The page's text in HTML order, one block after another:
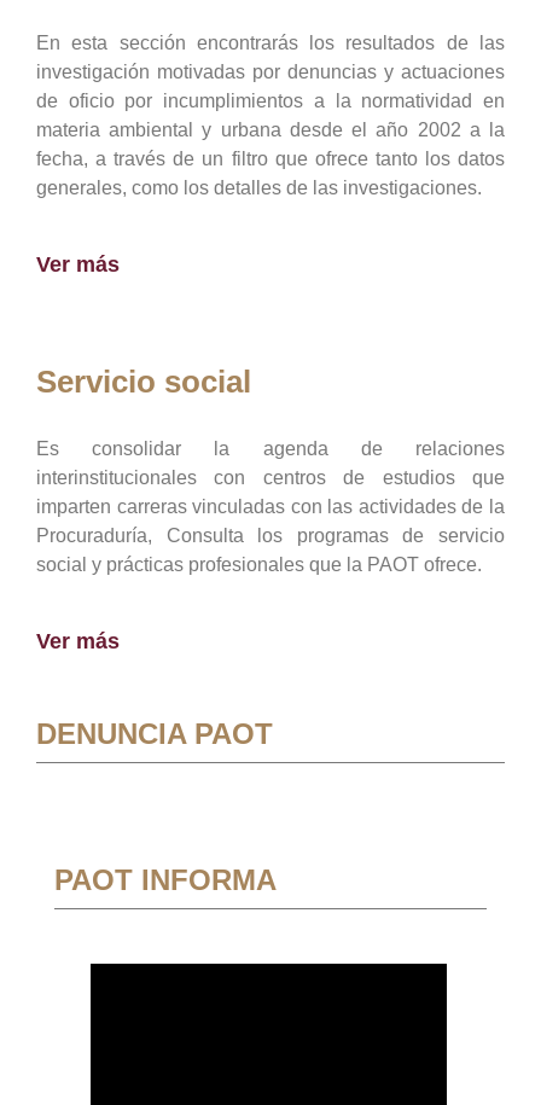
En esta sección encontrarás los resultados de las
investigación motivadas por denuncias y actuaciones
de oficio por incumplimientos a la normatividad en
materia ambiental y urbana desde el año 2002 a la
fecha, a través de un filtro que ofrece tanto los datos
generales, como los detalles de las investigaciones.
Ver más
Servicio social
Es consolidar la agenda de relaciones
interinstitucionales con centros de estudios que
imparten carreras vinculadas con las actividades de la
Procuraduría, Consulta los programas de servicio
social y prácticas profesionales que la PAOT ofrece.
Ver más
DENUNCIA PAOT
PAOT INFORMA